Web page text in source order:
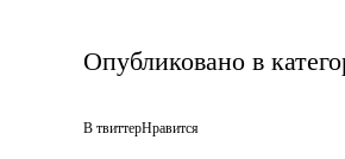
Опубликовано в
В твиттерНравится